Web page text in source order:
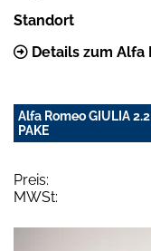
Standort
Details zum Alfa
Alfa Romeo GIULIA
PAKE
Preis:
MWSt: